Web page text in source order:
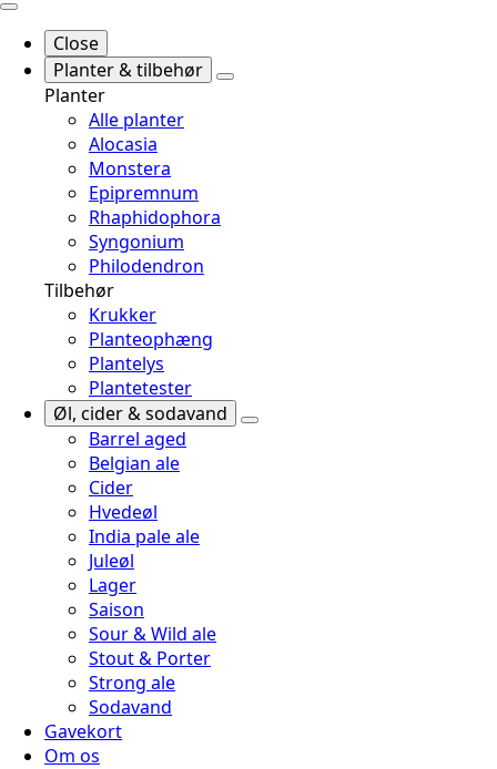
Close
Planter & tilbehør
Planter
Alle planter
Alocasia
Monstera
Epipremnum
Rhaphidophora
Syngonium
Philodendron
Tilbehør
Krukker
Planteophæng
Plantelys
Plantetester
Øl, cider & sodavand
Barrel aged
Belgian ale
Cider
Hvedeøl
India pale ale
Juleøl
Lager
Saison
Sour & Wild ale
Stout & Porter
Strong ale
Sodavand
Gavekort
Om os